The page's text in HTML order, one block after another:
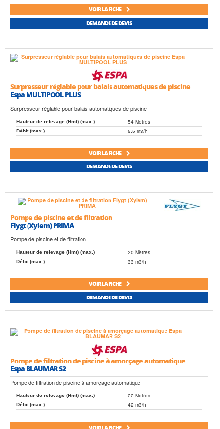
VOIR LA FICHE
DEMANDE DE DEVIS
Surpresseur réglable pour balais automatiques de piscine
Espa MULTIPOOL PLUS
Surpresseur réglable pour balais automatiques de piscine
Hauteur de relevage (Hmt) (max.) 54 Mètres
Débit (max.) 5.5 m3/h
VOIR LA FICHE
DEMANDE DE DEVIS
Pompe de piscine et de filtration
Flygt (Xylem) PRIMA
Pompe de piscine et de filtration
Hauteur de relevage (Hmt) (max.) 20 Mètres
Débit (max.) 33 m3/h
VOIR LA FICHE
DEMANDE DE DEVIS
Pompe de filtration de piscine à amorçage automatique
Espa BLAUMAR S2
Pompe de filtration de piscine à amorçage automatique
Hauteur de relevage (Hmt) (max.) 22 Mètres
Débit (max.) 42 m3/h
VOIR LA FICHE